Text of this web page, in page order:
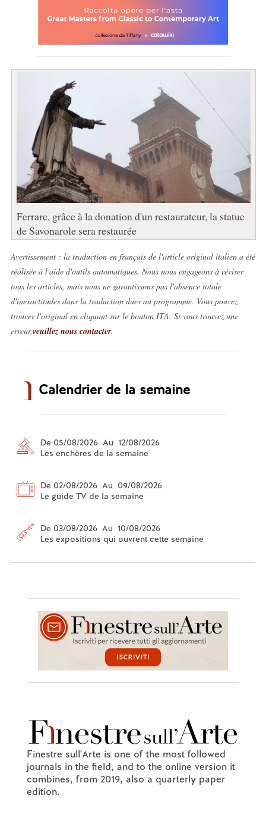
Ferrare, grâce à la donation d'un restaurateur, la statue
de Savonarole sera restaurée
Avertissement : la traduction en français de l'article original italien a été
réalisée à l'aide d'outils automatiques. Nous nous engageons à réviser
tous les articles, mais nous ne garantissons pas l'absence totale
d'inexactitudes dans la traduction dues au programme. Vous pouvez
trouver l'original en cliquant sur le bouton ITA. Si vous trouvez une
erreur,veuillez nous contacter.
Calendrier de la semaine
De 05/08/2026 Au 12/08/2026
Les enchères de la semaine
De 02/08/2026 Au 09/08/2026
Le guide TV de la semaine
De 03/08/2026 Au 10/08/2026
Les expositions qui ouvrent cette semaine
Finestre sull'Arte is one of the most followed
journals in the field, and to the online version it
combines, from 2019, also a quarterly paper
edition.